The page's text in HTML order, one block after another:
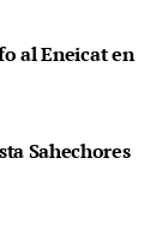
al Eneicat en
Sahechores